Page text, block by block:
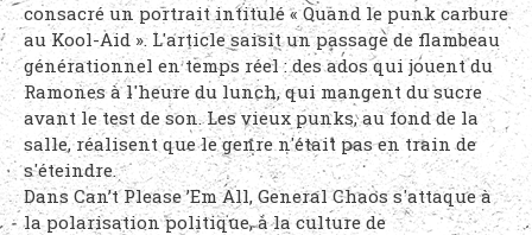
consacré un portrait intitulé « Quand le punk carbure
au Kool-Aid ». L'article saisit un passage de flambeau
générationnel en temps réel : des ados qui jouent du
Ramones à l'heure du lunch, qui mangent du sucre
avant le test de son. Les vieux punks, au fond de la
salle, réalisent que le genre n'était pas en train de
s'éteindre.
Dans Can’t Please ’Em All, General Chaos s'attaque à
la polarisation politique, à la culture de